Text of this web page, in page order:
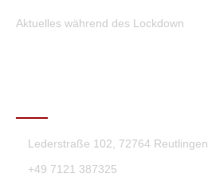
Aktuelles während des Lockdown
Lederstraße 102, 72764 Reutlingen
+49 7121 387325